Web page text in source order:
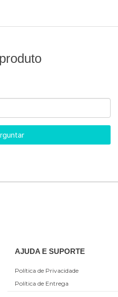
AJUDA E SUPORTE
Política de Privacidade
Política de Entrega